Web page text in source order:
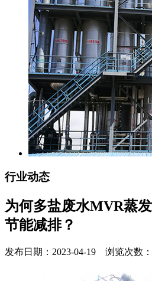
行业动态
为何多盐废水MVR蒸
节能减排？
发布日期：2023-04-19 浏览次数